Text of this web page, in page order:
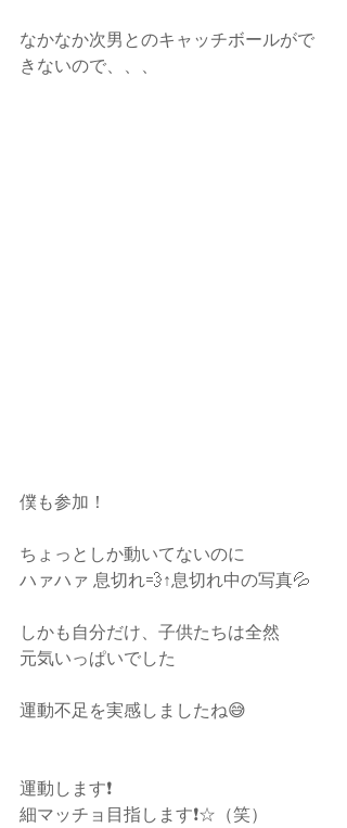
なかなか次男とのキャッチボールがで
きないので、、、
僕も参加！
ちょっとしか動いてないのに
ハァハァ 息切れ💨↑息切れ中の写真💦
しかも自分だけ、子供たちは全然
元気いっぱいでした
運動不足を実感しましたね😅
運動します❗️
細マッチョ目指します❗️☆（笑）